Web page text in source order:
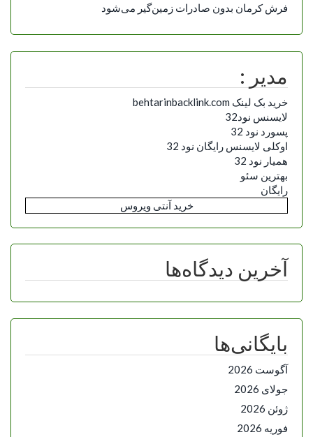
فرش کرمان بدون صادرات زمین‌گیر می‌شود
مدیر :
خرید بک لینک behtarinbacklink.com
لایسنس نود32
پسورد نود 32
اوکلی لایسنس رایگان نود 32
همیار نود 32
بهترین سئو
رایگان
خرید آنتی ویروس
آخرین دیدگاه‌ها
بایگانی‌ها
آگوست 2026
جولای 2026
ژوئن 2026
فوریه 2026